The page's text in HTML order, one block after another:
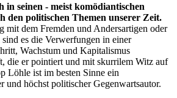
in seinen - meist komödiantischen
den politischen Themen unserer Zeit.
mit dem Fremden und Andersartigen oder
es die Verwerfungen in einer
Wachstum und Kapitalismus
die er pointiert und mit skurrilem Witz auf
Löhle ist im besten Sinne ein
und höchst politischer Gegenwartsautor.